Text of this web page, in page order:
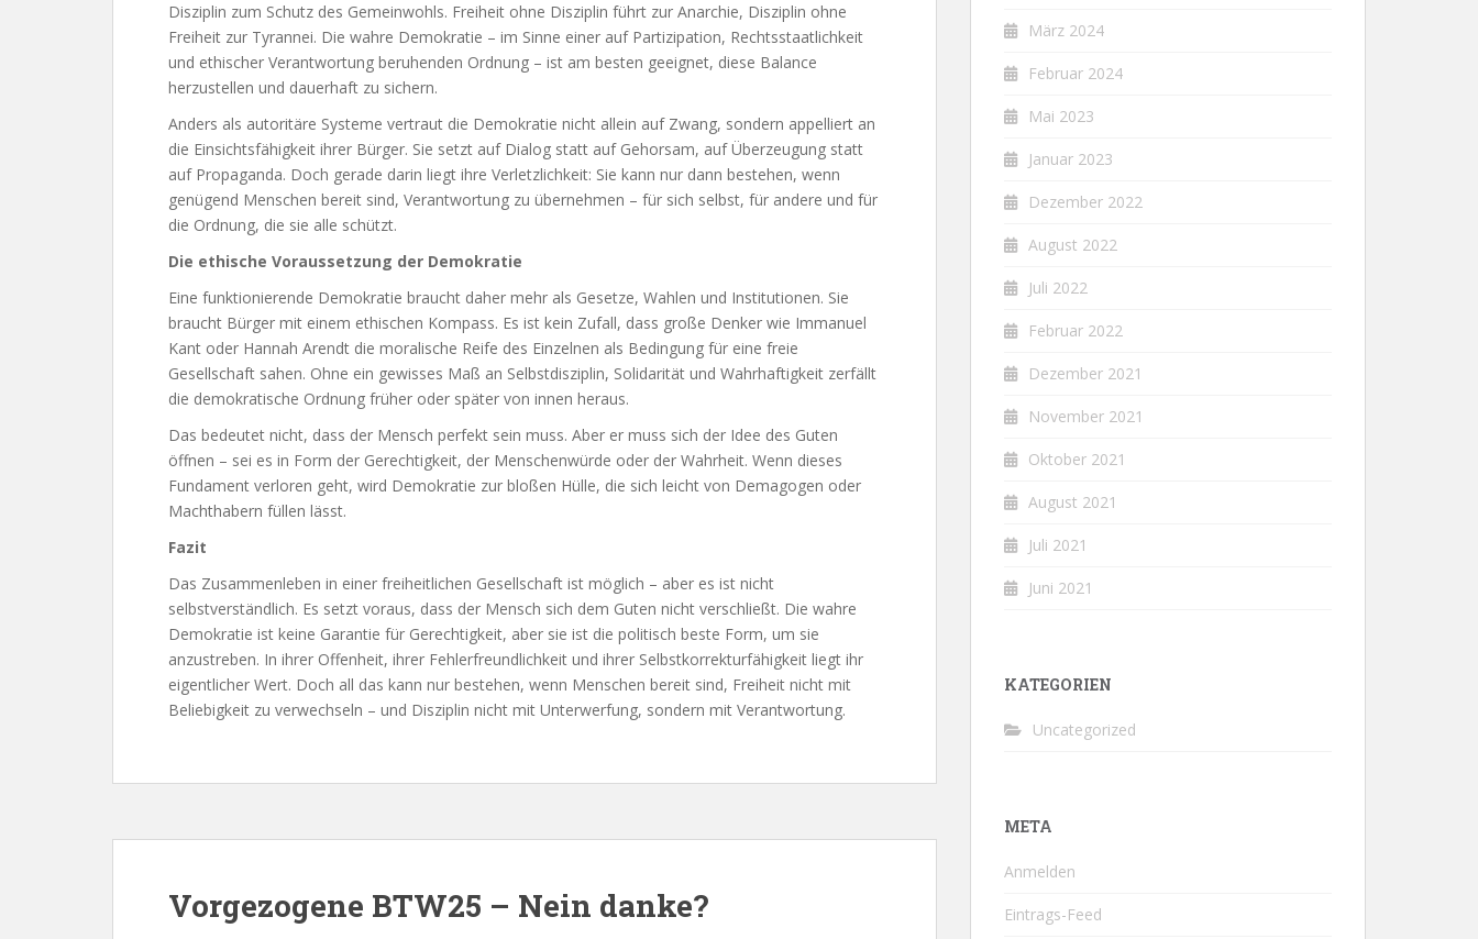
Disziplin zum Schutz des Gemeinwohls. Freiheit ohne Disziplin führt zur Anarchie, Disziplin ohne
Freiheit zur Tyrannei. Die wahre Demokratie – im Sinne einer auf Partizipation, Rechtsstaatlichkeit
und ethischer Verantwortung beruhenden Ordnung – ist am besten geeignet, diese Balance
herzustellen und dauerhaft zu sichern.
Anders als autoritäre Systeme vertraut die Demokratie nicht allein auf Zwang, sondern appelliert an
die Einsichtsfähigkeit ihrer Bürger. Sie setzt auf Dialog statt auf Gehorsam, auf Überzeugung statt
auf Propaganda. Doch gerade darin liegt ihre Verletzlichkeit: Sie kann nur dann bestehen, wenn
genügend Menschen bereit sind, Verantwortung zu übernehmen – für sich selbst, für andere und für
die Ordnung, die sie alle schützt.
Die ethische Voraussetzung der Demokratie
Eine funktionierende Demokratie braucht daher mehr als Gesetze, Wahlen und Institutionen. Sie
braucht Bürger mit einem ethischen Kompass. Es ist kein Zufall, dass große Denker wie Immanuel
Kant oder Hannah Arendt die moralische Reife des Einzelnen als Bedingung für eine freie
Gesellschaft sahen. Ohne ein gewisses Maß an Selbstdisziplin, Solidarität und Wahrhaftigkeit zerfällt
die demokratische Ordnung früher oder später von innen heraus.
Das bedeutet nicht, dass der Mensch perfekt sein muss. Aber er muss sich der Idee des Guten
öffnen – sei es in Form der Gerechtigkeit, der Menschenwürde oder der Wahrheit. Wenn dieses
Fundament verloren geht, wird Demokratie zur bloßen Hülle, die sich leicht von Demagogen oder
Machthabern füllen lässt.
Fazit
Das Zusammenleben in einer freiheitlichen Gesellschaft ist möglich – aber es ist nicht
selbstverständlich. Es setzt voraus, dass der Mensch sich dem Guten nicht verschließt. Die wahre
Demokratie ist keine Garantie für Gerechtigkeit, aber sie ist die politisch beste Form, um sie
anzustreben. In ihrer Offenheit, ihrer Fehlerfreundlichkeit und ihrer Selbstkorrekturfähigkeit liegt ihr
eigentlicher Wert. Doch all das kann nur bestehen, wenn Menschen bereit sind, Freiheit nicht mit
Beliebigkeit zu verwechseln – und Disziplin nicht mit Unterwerfung, sondern mit Verantwortung.
Vorgezogene BTW25 – Nein danke?
März 2024
Februar 2024
Mai 2023
Januar 2023
Dezember 2022
August 2022
Juli 2022
Februar 2022
Dezember 2021
November 2021
Oktober 2021
August 2021
Juli 2021
Juni 2021
KATEGORIEN
Uncategorized
META
Anmelden
Eintrags-Feed